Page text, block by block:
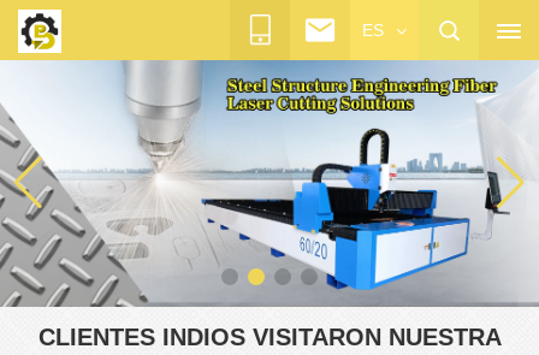
ES
CLIENTES INDIOS VISITARON NUESTRA